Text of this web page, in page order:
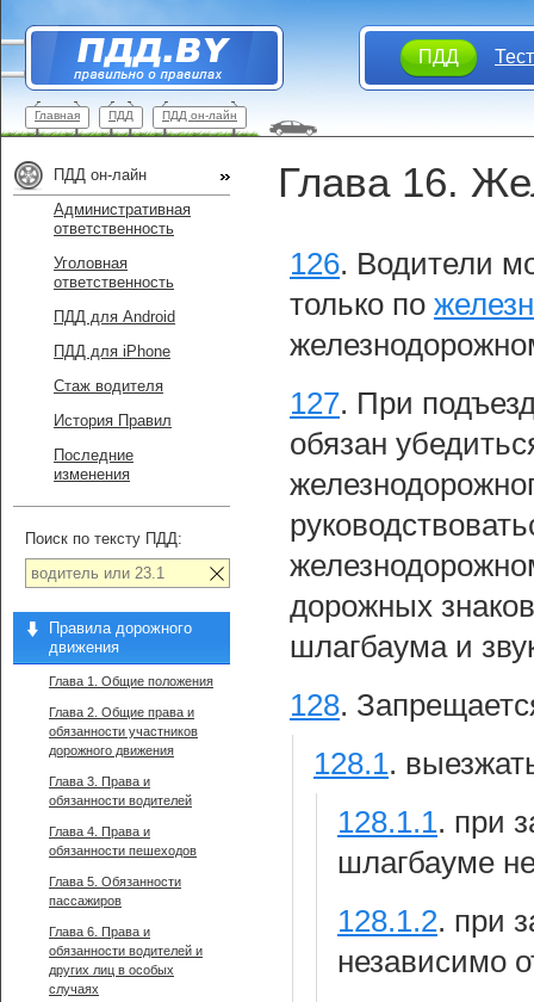
ПДД
Главная ПДД ПДД он-лайн
Глава 16.
126. Водители
только по
127. При
обязан
дорожных
шлагбаума и
128.
128.1.
128.1.1. при
шлагбауме
128.1.2. при
независимо
ПДД он-лайн
Административная
ответственность
Уголовная
ответственность
ПДД для Android
ПДД для iPhone
Стаж водителя
История Правил
Последние
изменения
Поиск по тексту ПДД:
Правила дорожного
движения
Глава 1. Общие положения
Глава 2. Общие права и
обязанности участников
дорожного движения
Глава 3. Права и
обязанности водителей
Глава 4. Права и
обязанности пешеходов
Глава 5. Обязанности
пассажиров
Глава 6. Права и
обязанности водителей и
других лиц в особых
случаях